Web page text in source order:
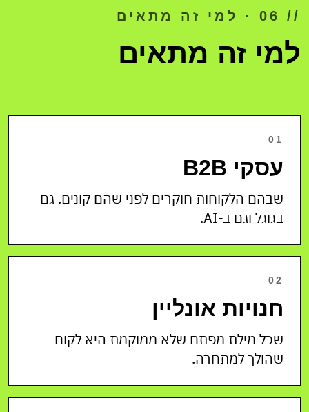
// 06 · למי זה מתאים
למי זה מתאים
01
עסקי B2B
שבהם הלקוחות חוקרים לפני שהם קונים. גם
בגוגל וגם ב-AI.
02
חנויות אונליין
שכל מילת מפתח שלא ממוקמת היא לקוח
שהולך למתחרה.